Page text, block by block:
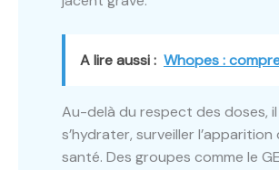
A lire aussi : Whopes :
Au-delà du respect des doses,
s’hydrater, surveiller
santé. Des groupes comme le